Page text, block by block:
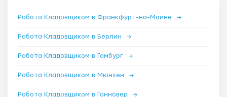
Работа Кладовщиком в Франкфурт-на-Майне →
Работа Кладовщиком в Берлин →
Работа Кладовщиком в Гамбург →
Работа Кладовщиком в Мюнхен →
Работа Кладовщиком в Ганновер →